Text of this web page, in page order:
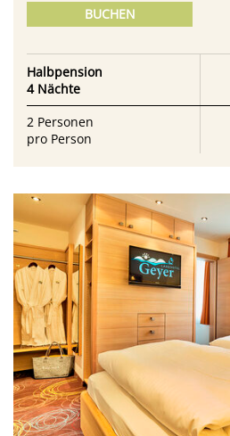
BUCHEN
Halbpension
4 Nächte
2 Personen
pro Person